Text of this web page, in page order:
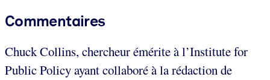
Commentaires
Chuck Collins, chercheur émérite à l’Institute for
Public Policy ayant collaboré à la rédaction de